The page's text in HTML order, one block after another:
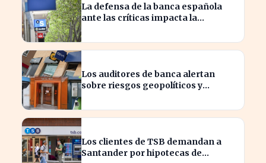
La defensa de la banca española
ante las críticas impacta la
hipotecario
Los auditores de banca alertan
sobre riesgos geopolíticos y
Los clientes de TSB demandan a
Santander por hipotecas de